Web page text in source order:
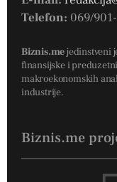
Telefon: 069/
Biznis.mejedinstveni
finansijske i
makroekonomskih
industrije.
Biznis.me